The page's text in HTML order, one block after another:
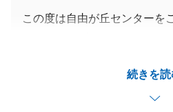
続きを読
この度は自由が丘センターを
誠にありがとうございました。